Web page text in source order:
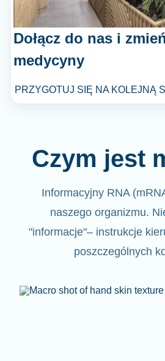
Dołącz do nas i
medycyny
PRZYGOTUJ SIĘ NA KOLEJNĄ
Czym jest
Informacyjny RNA
naszego organizmu.
"informacje"– instrukcje
poszczególnych